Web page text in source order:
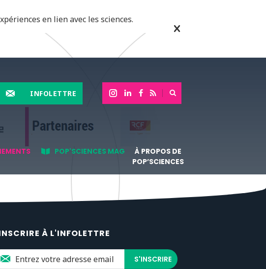
en lien avec les sciences.
INFOLETTRE
POP'SCIENCES MAG
À PROPOS DE
POP’SCIENCES
À L'INFOLETTRE